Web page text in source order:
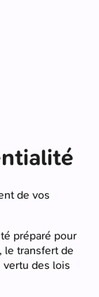
de vos
préparé pour
le transfert de
des lois